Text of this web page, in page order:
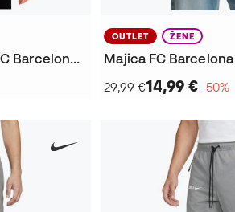
Majica Navijačka odjeća FC Barcelone 2025-2026
OUTLET ŽENE
29,99 €14,99 €−50%